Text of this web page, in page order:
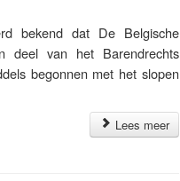
bekend dat De Belgische
deel van het Barendrechts
begonnen met het slopen
Lees meer